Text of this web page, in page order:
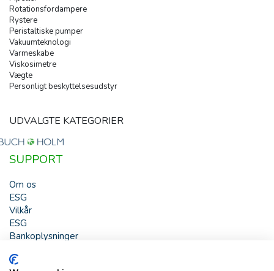
Rotationsfordampere
Rystere
Peristaltiske pumper
Vakuumteknologi
Varmeskabe
Viskosimetre
Vægte
Personligt beskyttelsesudstyr
UDVALGTE KATEGORIER
SUPPORT
Om os
ESG
Vilkår
ESG
Bankoplysninger
HJÆLP